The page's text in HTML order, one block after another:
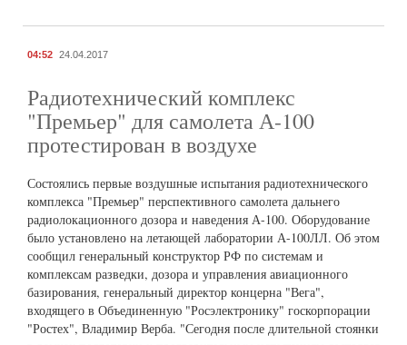
04:52 24.04.2017
Радиотехнический комплекс
"Премьер" для самолета А-100
протестирован в воздухе
Состоялись первые воздушные испытания радиотехнического
комплекса "Премьер" перспективного самолета дальнего
радиолокационного дозора и наведения А-100. Оборудование
было установлено на летающей лаборатории А-100ЛЛ. Об этом
сообщил генеральный конструктор РФ по системам и
комплексам разведки, дозора и управления авиационного
базирования, генеральный директор концерна "Вега",
входящего в Объединенную "Росэлектронику" госкорпорации
"Ростех", Владимир Верба. "Сегодня после длительной стоянки